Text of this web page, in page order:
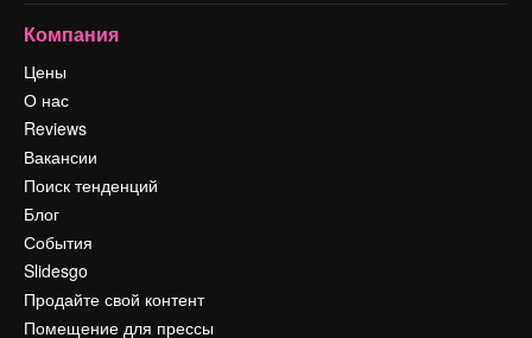
Компания
Цены
О нас
Reviews
Вакансии
Поиск тенденций
Блог
События
Slidesgo
Продайте свой контент
Помещение для прессы